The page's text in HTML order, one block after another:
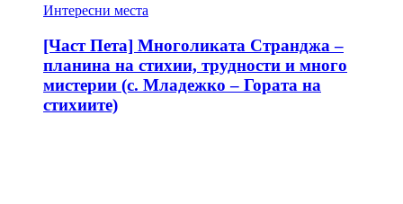
Интересни места
[Част Пета] Многоликата Странджа –
планина на стихии, трудности и много
мистерии (с. Младежко – Гората на
стихиите)